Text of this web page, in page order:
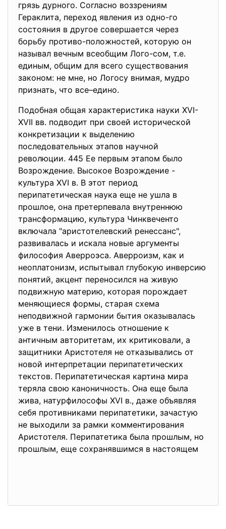
грязь дурного. Согласно воззрениям
Гераклита, переход явления из одно-го
состояния в другое совершается через
борьбу противо-положностей, которую он
называл вечным всеобщим Лого-сом, т.е.
единым, общим для всего существования
законом: не мне, но Логосу внимая, мудро
признать, что все–едино.
Подобная общая характеристика науки XVI-
XVII вв. подводит при своей исторической
конкретизации к выделению
последовательных этапов научной
революции. 445 Ее первым этапом было
Возрождение. Высокое Возрождение -
культура XVI в. В этот период
перипатетическая наука еще не ушла в
прошлое, она претерпевала внутреннюю
трансформацию, культура Чинквеченто
включала "аристотелевский ренессанс",
развивалась и искала новые аргументы
философия Аверроэса. Аверроизм, как и
неоплатонизм, испытывал глубокую инверсию
понятий, акцент переносился на живую
подвижную материю, которая порождает
меняющиеся формы, старая схема
неподвижной гармонии бытия оказывалась
уже в тени. Изменилось отношение к
античным авторитетам, их критиковали, а
защитники Аристотеля не отказывались от
новой интерпретации перипатетических
текстов. Перипатетическая картина мира
теряла свою каноничность. Она еще была
жива, натурфилософы XVI в., даже объявляя
себя противниками перипатетики, зачастую
не выходили за рамки комментирования
Аристотеля. Перипатетика была прошлым, но
прошлым, еще сохранявшимся в настоящем